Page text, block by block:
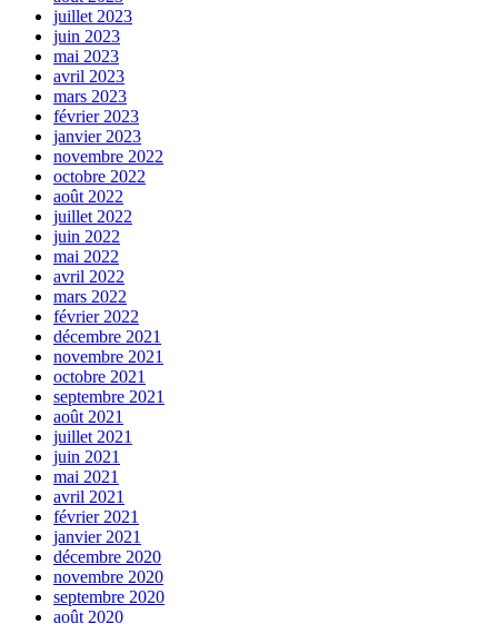
juillet 2023
juin 2023
mai 2023
avril 2023
mars 2023
février 2023
janvier 2023
novembre 2022
octobre 2022
août 2022
juillet 2022
juin 2022
mai 2022
avril 2022
mars 2022
février 2022
décembre 2021
novembre 2021
octobre 2021
septembre 2021
août 2021
juillet 2021
juin 2021
mai 2021
avril 2021
février 2021
janvier 2021
décembre 2020
novembre 2020
septembre 2020
août 2020